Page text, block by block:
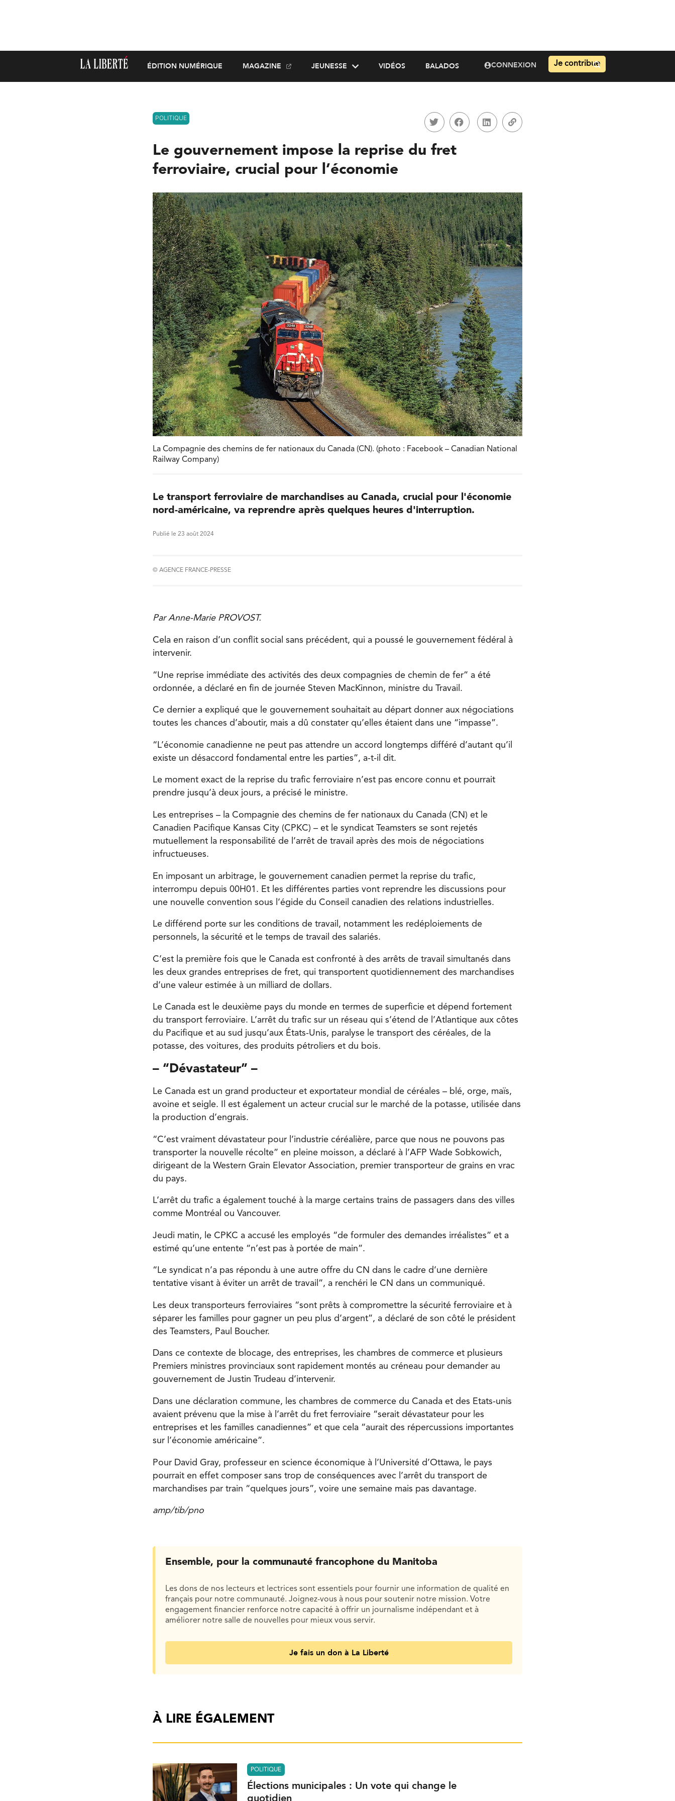
ÉDITION NUMÉRIQUE MAGAZINE JEUNESSE VIDÉOS BALADOS CONNEXION Je contribue
POLITIQUE
Le gouvernement impose la reprise du fret
ferroviaire, crucial pour l’économie
La Compagnie des chemins de fer nationaux du Canada (CN). (photo : Facebook – Canadian National
Railway Company)
Le transport ferroviaire de marchandises au Canada, crucial pour l'économie
nord-américaine, va reprendre après quelques heures d'interruption.
Publié le 23 août 2024
© AGENCE FRANCE-PRESSE
Par Anne-Marie PROVOST.
Cela en raison d’un conflit social sans précédent, qui a poussé le gouvernement fédéral à
intervenir.
“Une reprise immédiate des activités des deux compagnies de chemin de fer” a été
ordonnée, a déclaré en fin de journée Steven MacKinnon, ministre du Travail.
Ce dernier a expliqué que le gouvernement souhaitait au départ donner aux négociations
toutes les chances d’aboutir, mais a dû constater qu’elles étaient dans une “impasse”.
“L’économie canadienne ne peut pas attendre un accord longtemps différé d’autant qu’il
existe un désaccord fondamental entre les parties”, a-t-il dit.
Le moment exact de la reprise du trafic ferroviaire n’est pas encore connu et pourrait
prendre jusqu’à deux jours, a précisé le ministre.
Les entreprises – la Compagnie des chemins de fer nationaux du Canada (CN) et le
Canadien Pacifique Kansas City (CPKC) – et le syndicat Teamsters se sont rejetés
mutuellement la responsabilité de l’arrêt de travail après des mois de négociations
infructueuses.
En imposant un arbitrage, le gouvernement canadien permet la reprise du trafic,
interrompu depuis 00H01. Et les différentes parties vont reprendre les discussions pour
une nouvelle convention sous l’égide du Conseil canadien des relations industrielles.
Le différend porte sur les conditions de travail, notamment les redéploiements de
personnels, la sécurité et le temps de travail des salariés.
C’est la première fois que le Canada est confronté à des arrêts de travail simultanés dans
les deux grandes entreprises de fret, qui transportent quotidiennement des marchandises
d’une valeur estimée à un milliard de dollars.
Le Canada est le deuxième pays du monde en termes de superficie et dépend fortement
du transport ferroviaire. L’arrêt du trafic sur un réseau qui s’étend de l’Atlantique aux côtes
du Pacifique et au sud jusqu’aux États-Unis, paralyse le transport des céréales, de la
potasse, des voitures, des produits pétroliers et du bois.
– “Dévastateur” –
Le Canada est un grand producteur et exportateur mondial de céréales – blé, orge, maïs,
avoine et seigle. Il est également un acteur crucial sur le marché de la potasse, utilisée dans
la production d’engrais.
“C’est vraiment dévastateur pour l’industrie céréalière, parce que nous ne pouvons pas
transporter la nouvelle récolte” en pleine moisson, a déclaré à l’AFP Wade Sobkowich,
dirigeant de la Western Grain Elevator Association, premier transporteur de grains en vrac
du pays.
L’arrêt du trafic a également touché à la marge certains trains de passagers dans des villes
comme Montréal ou Vancouver.
Jeudi matin, le CPKC a accusé les employés “de formuler des demandes irréalistes” et a
estimé qu’une entente “n’est pas à portée de main”.
“Le syndicat n’a pas répondu à une autre offre du CN dans le cadre d’une dernière
tentative visant à éviter un arrêt de travail”, a renchéri le CN dans un communiqué.
Les deux transporteurs ferroviaires “sont prêts à compromettre la sécurité ferroviaire et à
séparer les familles pour gagner un peu plus d’argent”, a déclaré de son côté le président
des Teamsters, Paul Boucher.
Dans ce contexte de blocage, des entreprises, les chambres de commerce et plusieurs
Premiers ministres provinciaux sont rapidement montés au créneau pour demander au
gouvernement de Justin Trudeau d’intervenir.
Dans une déclaration commune, les chambres de commerce du Canada et des Etats-unis
avaient prévenu que la mise à l’arrêt du fret ferroviaire “serait dévastateur pour les
entreprises et les familles canadiennes” et que cela “aurait des répercussions importantes
sur l’économie américaine”.
Pour David Gray, professeur en science économique à l’Université d’Ottawa, le pays
pourrait en effet composer sans trop de conséquences avec l’arrêt du transport de
marchandises par train “quelques jours”, voire une semaine mais pas davantage.
amp/tib/pno
Ensemble, pour la communauté francophone du Manitoba
Les dons de nos lecteurs et lectrices sont essentiels pour fournir une information de qualité en
français pour notre communauté. Joignez-vous à nous pour soutenir notre mission. Votre
engagement financier renforce notre capacité à offrir un journalisme indépendant et à
améliorer notre salle de nouvelles pour mieux vous servir.
Je fais un don à La Liberté
À LIRE ÉGALEMENT
POLITIQUE
Élections municipales : Un vote qui change le
quotidien